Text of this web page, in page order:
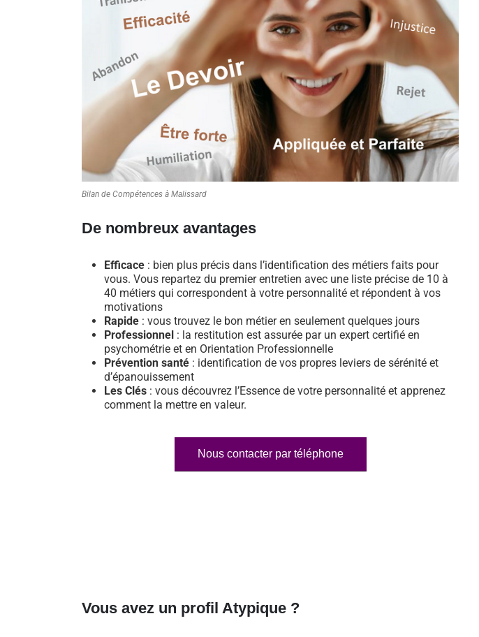
Bilan de Compétences à Malissard
De nombreux avantages
Efficace : bien plus précis dans l’identification des métiers faits pour
vous. Vous repartez du premier entretien avec une liste précise de 10 à
40 métiers qui correspondent à votre personnalité et répondent à vos
motivations
Rapide : vous trouvez le bon métier en seulement quelques jours
Professionnel : la restitution est assurée par un expert certifié en
psychométrie et en Orientation Professionnelle
Prévention santé : identification de vos propres leviers de sérénité et
d’épanouissement
Les Clés : vous découvrez l’Essence de votre personnalité et apprenez
comment la mettre en valeur.
Nous contacter par téléphone
Vous avez un profil Atypique ?